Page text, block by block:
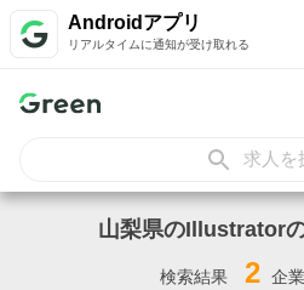
Androidアプリ
リアルタイムに通知が受け取れる
求人を
山梨県のIllustrator
検索結果 2 企業